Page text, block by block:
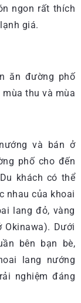
ngon rất thích
giá.
ăn đường phố
thu và mùa
và bán ở
phố cho đến
khách có thể
nhau của khoai
lang đỏ, vàng
Dưới
bên bạn bè,
lang nướng
nghiệm đáng